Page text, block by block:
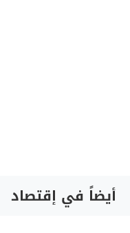
أيضاً في إقتصاد